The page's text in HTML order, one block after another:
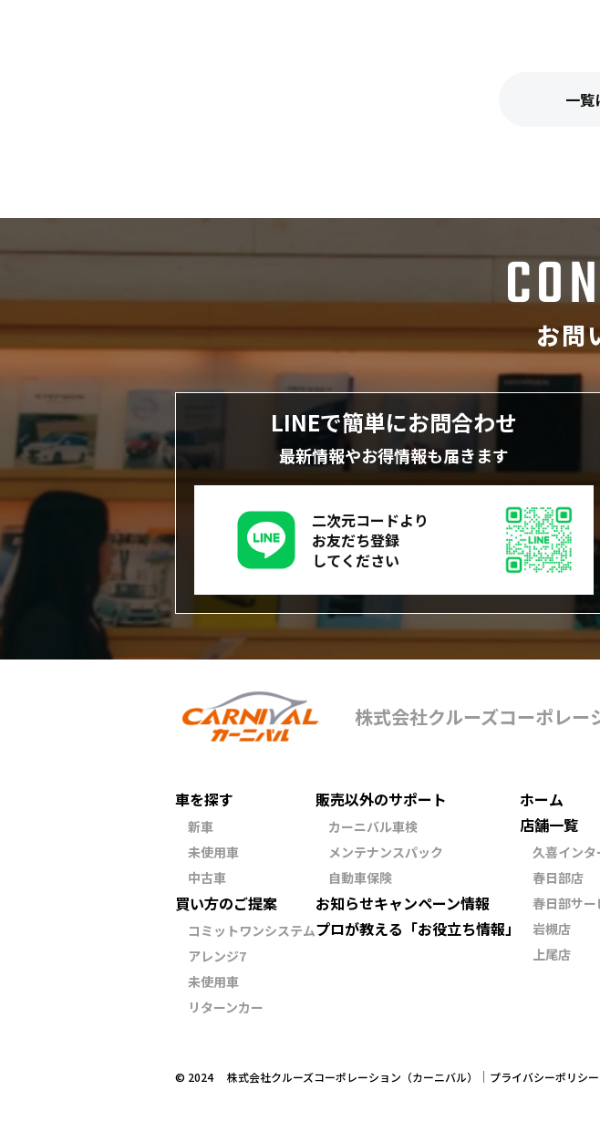
一覧
お問
LINEで簡単にお問合わせ
最新情報やお得情報も届きます
二次元コードより
お友だち登録
してください
株式会社クルーズコーポレー
車を探す
新車
未使用車
中古車
買い方のご提案
コミットワンシステム
アレンジ7
未使用車
リターンカー
販売以外のサポート
カーニバル車検
メンテナンスパック
自動車保険
お知らせキャンペーン情報
プロが教える 「お役立ち情報」
ホーム
店舗一覧
久喜インタ
春日部店
春日部サ
岩槻店
上尾店
©︎ 2024 株式会社クルーズコーポレーション（カーニバル） プライバシーポリシー